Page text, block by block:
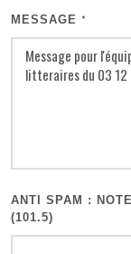
MESSAGE *
ANTI SPAM :
(101.5)